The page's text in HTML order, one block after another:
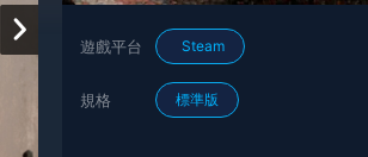
遊戲平台 Steam
規格 標準版